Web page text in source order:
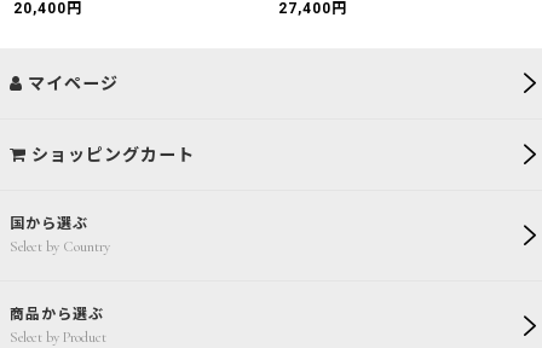
20,400 円
27,400 円
国から選ぶ
Select by Country
商品から選ぶ
Select by Product
マイページ
ショッピングカート